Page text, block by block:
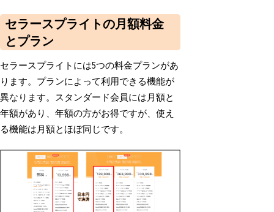
セラースプライトの月額料金
とプラン
セラースプライトには5つの料金プランがあ
ります。プランによって利用できる機能が
異なります。スタンダード会員には月額と
年額があり、年額の方がお得ですが、使え
る機能は月額とほぼ同じです。